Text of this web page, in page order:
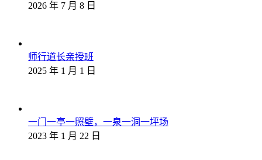
2026 年 7 月 8 日
师行道长亲授班
2025 年 1 月 1 日
一门一亭一照壁，一泉一洞一坪场
2023 年 1 月 22 日